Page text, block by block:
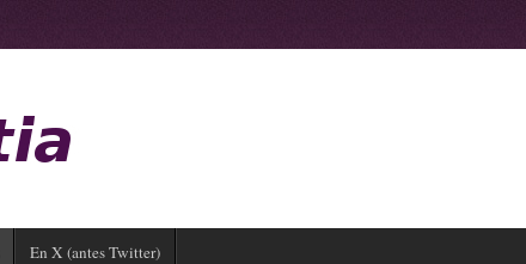
En X (antes Twitter)